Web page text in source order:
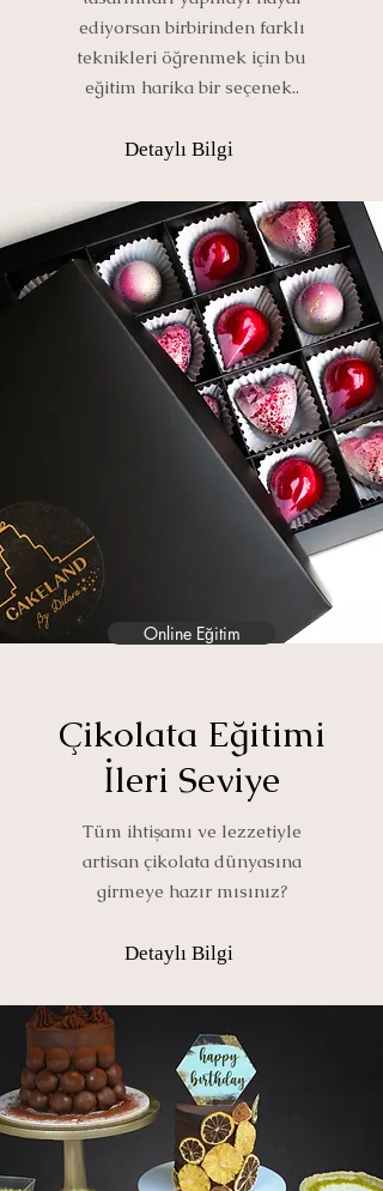
ediyorsan birbirinden farklı
teknikleri öğrenmek için bu
eğitim harika bir seçenek..
Detaylı Bilgi
Online Eğitim
Çikolata Eğitimi
İleri Seviye
Tüm ihtişamı ve lezzetiyle
artisan çikolata dünyasına
girmeye hazır mısınız?
Detaylı Bilgi